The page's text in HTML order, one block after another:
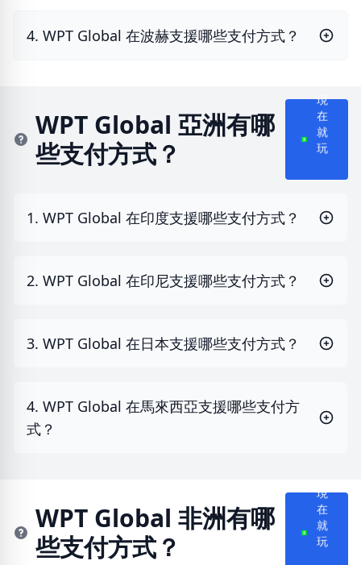
4. WPT Global 在波赫支援哪些支付方式？
WPT Global 亞洲有哪
些支付方式？
現
在
就
玩
1. WPT Global 在印度支援哪些支付方式？
2. WPT Global 在印尼支援哪些支付方式？
3. WPT Global 在日本支援哪些支付方式？
4. WPT Global 在馬來西亞支援哪些支付方
式？
WPT Global 非洲有哪
些支付方式？
現
在
就
玩